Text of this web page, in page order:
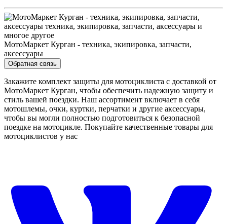
МотоМаркет Курган - техника, экипировка, запчасти,
аксессуары
Обратная связь
Закажите комплект защиты для мотоциклиста с доставкой от
МотоМаркет Курган, чтобы обеспечить надежную защиту и
стиль вашей поездки. Наш ассортимент включает в себя
мотошлемы, очки, куртки, перчатки и другие аксессуары,
чтобы вы могли полностью подготовиться к безопасной
поездке на мотоцикле. Покупайте качественные товары для
мотоциклистов у нас